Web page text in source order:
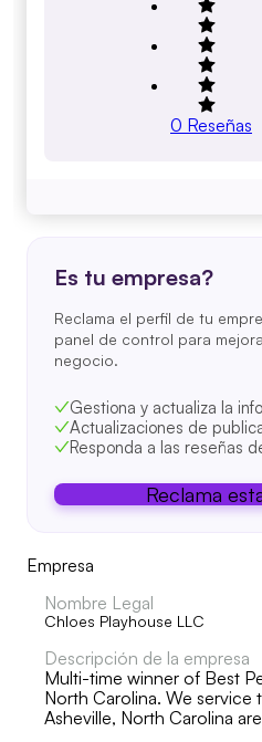
0 Reseñas
Es tu empresa?
Reclama el perfil de tu
panel de control para
negocio.
Gestiona y actualiza la
Actualizaciones de
Responda a las reseñas
Reclama
Empresa
Nombre Legal
Chloes Playhouse LLC
Descripción de la empresa
Multi-time winner of Best
North Carolina. We service
Asheville, North Carolina